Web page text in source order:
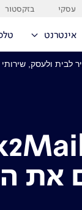
עסקי בזקסטור
אינטרנט
לבית ולעסק,
את